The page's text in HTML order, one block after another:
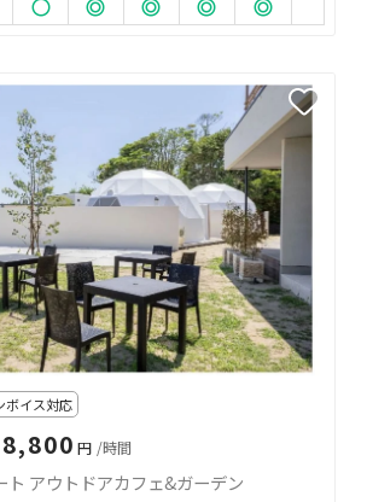
ボイス対応
円 /時間
ト アウトドアカフェ&ガーデン